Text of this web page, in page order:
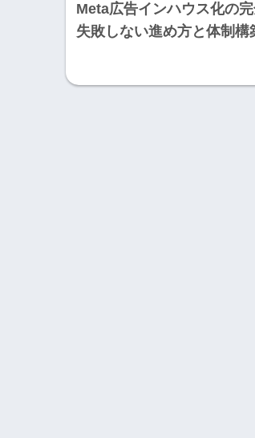
Meta広告インハウス化の完
失敗しない進め方と体制構